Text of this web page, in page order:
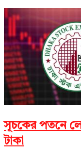
সূচকের পতনে
টাকা